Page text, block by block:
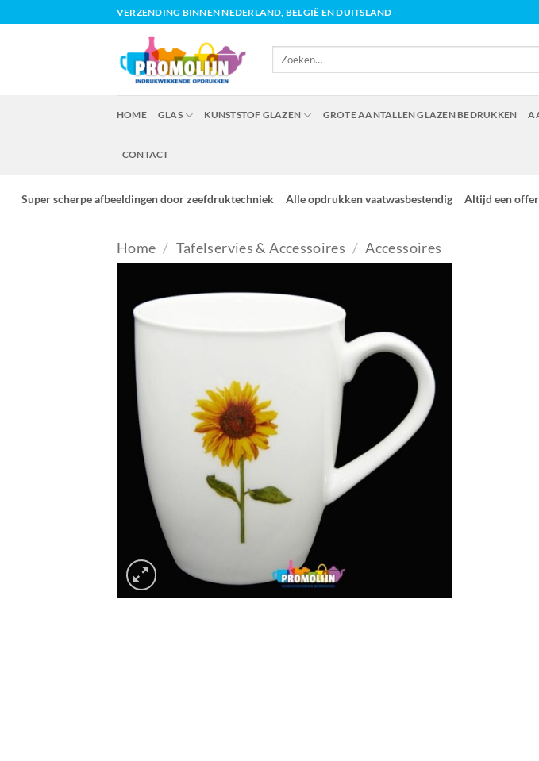
naar
VERZENDING BINNEN NEDERLAND, BELGIË EN DUITSLAND
Zoeken
HOME GLAS KUNSTSTOF GLAZEN GROTE AANTALLEN GLAZEN BEDRUKKEN
CONTACT
Super scherpe afbeeldingen door zeefdruktechniek Alle opdrukken vaatwasbestendig Altijd een
Home / Tafelservies & Accessoires / Accessoires